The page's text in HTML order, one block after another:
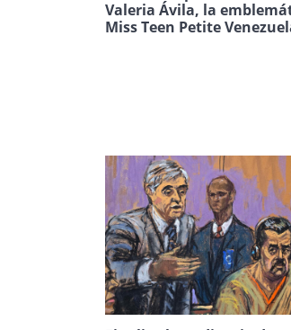
Valeria Ávila, la
Miss Teen Petite